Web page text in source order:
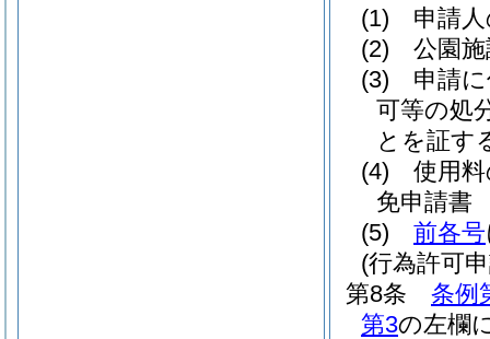
(1)
申請
(2)
公園
(3)
申請
可等の処
とを証す
(4)
使用
免申請書
(5)
前各号
(行為許可
第8条
条例
第3の左欄